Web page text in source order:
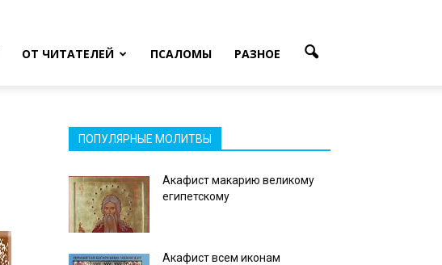
ОТ ЧИТАТЕЛЕЙ ПСАЛОМЫ РАЗНОЕ
ПОПУЛЯРНЫЕ МОЛИТВЫ
Акафист макарию великому
египетскому
Акафист всем иконам